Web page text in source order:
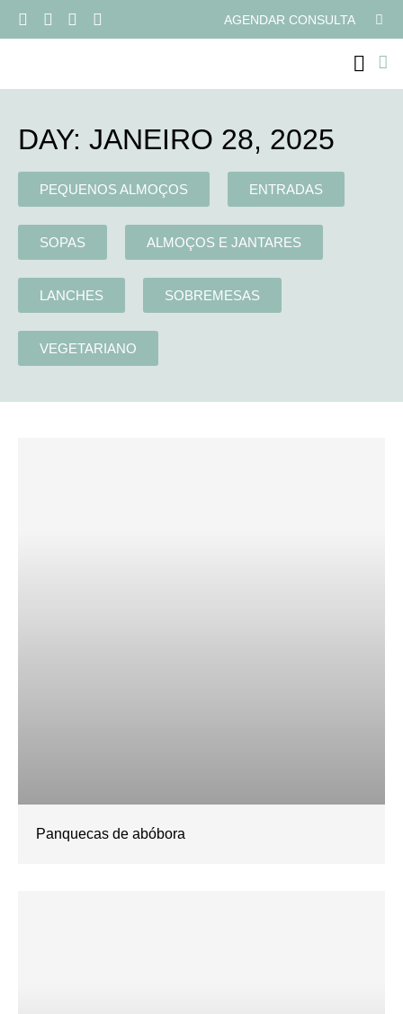
AGENDAR CONSULTA
DAY: JANEIRO 28, 2025
PEQUENOS ALMOÇOS ENTRADAS
SOPAS ALMOÇOS E JANTARES
LANCHES SOBREMESAS
VEGETARIANO
Panquecas de abóbora